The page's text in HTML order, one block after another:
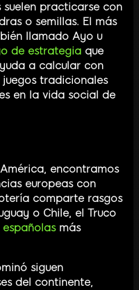
suelen practicarse con
o semillas. El más
llamado Ayo u
de estrategia que
a calcular con
tradicionales
en la vida social de
encontramos
europeas con
comparte rasgos
o Chile, el Truco
más
siguen
del continente,